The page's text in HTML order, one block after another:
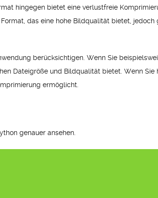
hingegen bietet eine verlustfreie
das eine hohe Bildqualität bietet, jedoch
berücksichtigen. Wenn Sie
Dateigröße und Bildqualität bietet. Wenn Sie
ermöglicht.
genauer ansehen.